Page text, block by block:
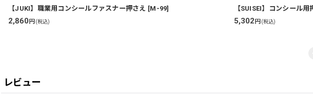
【JUKI】職業用コンシールファスナー押さえ [M-99]
2,860円 (税込)
【SUISEI】コンシール用
5,302 円 (税込)
レビュー